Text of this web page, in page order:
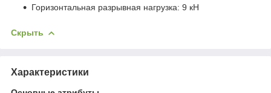
Горизонтальная разрывная нагрузка: 9 кН
Скрыть
Характеристики